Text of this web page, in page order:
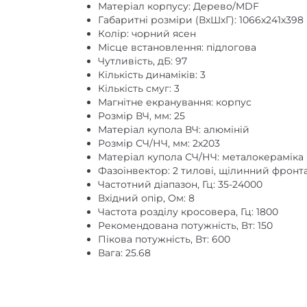
Матеріал корпусу: Дерево/MDF
Габаритні розміри (ВхШхГ): 1066х241х398
Колір: чорний ясен
Місце встановлення: підлогова
Чутливість, дБ: 97
Кількість динаміків: 3
Кількість смуг: 3
Магнітне екранування: корпус
Розмір ВЧ, мм: 25
Матеріал купола ВЧ: алюміній
Розмір СЧ/НЧ, мм: 2х203
Матеріал купола СЧ/НЧ: металокераміка
Фазоінвектор: 2 тилові, щілинний
Частотний діапазон, Гц: 35-24000
Вхідний опір, Ом: 8
Частота розділу кросовера, Гц: 1800
Рекомендована потужність, Вт: 150
Пікова потужність, Вт: 600
Вага: 25.68